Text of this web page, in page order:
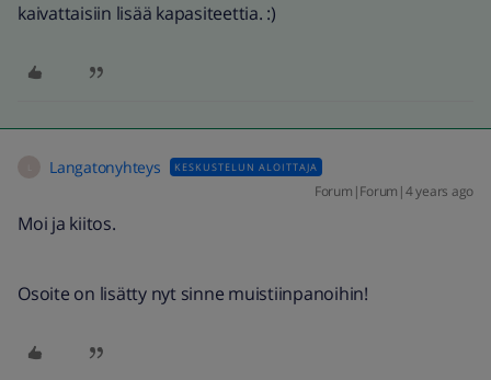
kaivattaisiin lisää kapasiteettia. :)
Langatonyhteys KESKUSTELUN ALOITTAJA
Forum|Forum|4 years ago
Moi ja kiitos.
Osoite on lisätty nyt sinne muistiinpanoihin!